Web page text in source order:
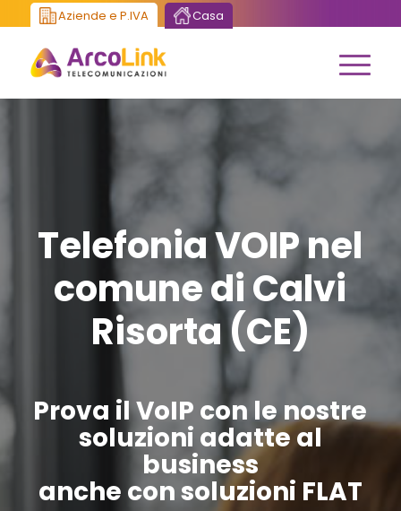
Aziende e P.IVA Casa
Telefonia VOIP nel
comune di Calvi
Risorta (CE)
Prova il VoIP con le nostre
soluzioni adatte al
business
anche con soluzioni FLAT